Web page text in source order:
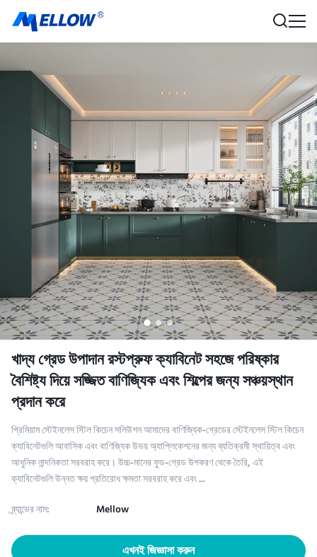
খাদ্য গ্রেড উপাদান রস্টপ্রুফ ক্যাবিনেট সহজে পরিষ্কার
বৈশিষ্ট্য দিয়ে সজ্জিত বাণিজ্যিক এবং শিল্পের জন্য সঞ্চয়স্থান
প্রদান করে
প্রিমিয়াম স্টেইনলেস স্টিল কিচেন সলিউশন আমাদের বাণিজ্যিক-গ্রেডের স্টেইনলেস স্টিল কিচেন
ক্যাবিনেটগুলি আবাসিক এবং বাণিজ্যিক উভয় অ্যাপ্লিকেশনের জন্য ব্যতিক্রমী স্থায়িত্ব এবং
আধুনিক নান্দনিকতা সরবরাহ করে। উচ্চ-মানের ফুড-গ্রেড উপকরণ থেকে তৈরি, এই
ক্যাবিনেটগুলি উন্নত ক্ষয় প্রতিরোধ ক্ষমতা সরবরাহ করে এবং ...
ব্র্যান্ডের নাম:
Mellow
এখনই জিজ্ঞাসা করুন